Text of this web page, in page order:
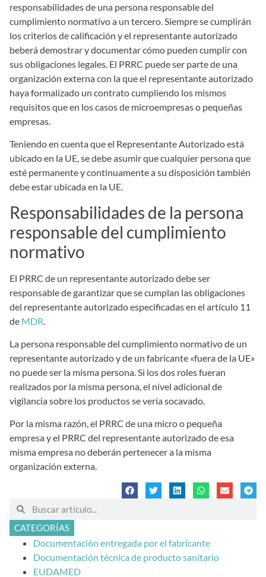
responsabilidades de una persona responsable del
cumplimiento normativo a un tercero. Siempre se cumplirán
los criterios de calificación y el representante autorizado
beberá demostrar y documentar cómo pueden cumplir con
sus obligaciones legales. El PRRC puede ser parte de una
organización externa con la que el representante autorizado
haya formalizado un contrato cumpliendo los mismos
requisitos que en los casos de microempresas o pequeñas
empresas.
Teniendo en cuenta que el Representante Autorizado está
ubicado en la UE, se debe asumir que cualquier persona que
esté permanente y continuamente a su disposición también
debe estar ubicada en la UE.
Responsabilidades de la persona
responsable del cumplimiento
normativo
El PRRC de un representante autorizado debe ser
responsable de garantizar que se cumplan las obligaciones
del representante autorizado especificadas en el artículo 11
de MDR
La persona responsable del cumplimiento normativo de un
representante autorizado y de un fabricante «fuera de la UE»
no puede ser la misma persona. Si los dos roles fueran
realizados por la misma persona, el nivel adicional de
vigilancia sobre los productos se vería socavado.
Por la misma razón, el PRRC de una micro o pequeña
empresa y el PRRC del representante autorizado de esa
misma empresa no deberán pertenecer a la misma
organización externa.
CATEGORÍAS
Documentación entregada por el fabricante
Documentación técnica de producto sanitario
EUDAMED